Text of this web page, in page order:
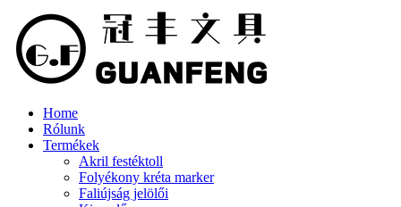
Home
Rólunk
Termékek
Akril festéktoll
Folyékony kréta marker
Faliújság jelölői